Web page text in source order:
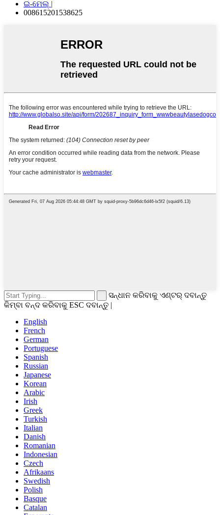
ଇ-ମେଲ୍ |
008615201538625
ସନ୍ଧାନ କରିବାକୁ ଏଣ୍ଟର୍ ଦବାନ୍ତୁ
କିମ୍ବା ବନ୍ଦ କରିବାକୁ ESC ଦବାନ୍ତୁ |
English
French
German
Portuguese
Spanish
Russian
Japanese
Korean
Arabic
Irish
Greek
Turkish
Italian
Danish
Romanian
Indonesian
Czech
Afrikaans
Swedish
Polish
Basque
Catalan